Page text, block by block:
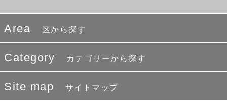
Area 区から探す
Category カテゴリーから探す
Site map サイトマップ